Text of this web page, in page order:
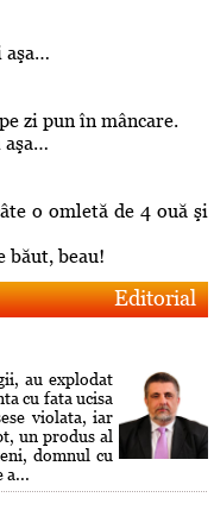
aşa…
zi pun în mâncare.
aşa…
o omletă de 4 ouă şi
băut, beau!
Editorial
au explodat
cu fata ucisa
violata, iar
un produs al
domnul cu
a...